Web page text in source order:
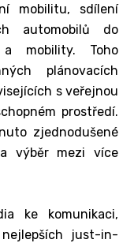
mobilitu, sdílení
automobilů do
mobility. Toho
plánovacích
s veřejnou
prostředí.
zjednodušené
výběr mezi více
ke komunikaci,
just-in-